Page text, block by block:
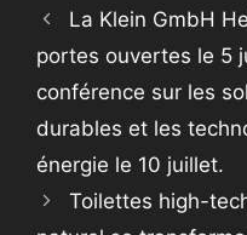
La Klein GmbH
portes ouvertes le 5
conférence sur les
durables et les
énergie le 10 juillet.
Toilettes high-